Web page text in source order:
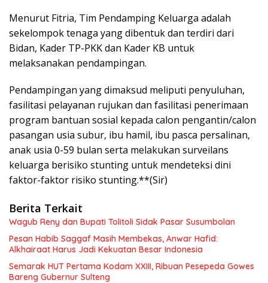
Menurut Fitria, Tim Pendamping Keluarga adalah
sekelompok tenaga yang dibentuk dan terdiri dari
Bidan, Kader TP-PKK dan Kader KB untuk
melaksanakan pendampingan.
Pendampingan yang dimaksud meliputi penyuluhan,
fasilitasi pelayanan rujukan dan fasilitasi penerimaan
program bantuan sosial kepada calon pengantin/calon
pasangan usia subur, ibu hamil, ibu pasca persalinan,
anak usia 0-59 bulan serta melakukan surveilans
keluarga berisiko stunting untuk mendeteksi dini
faktor-faktor risiko stunting.**(Sir)
Berita Terkait
Wagub Reny dan Bupati Tolitoli Sidak Pasar Susumbolan
Pesan Habib Saggaf Masih Membekas, Anwar Hafid:
Alkhairaat Harus Jadi Kekuatan Besar Indonesia
Semarak HUT Pertama Kodam XXIII, Ribuan Pesepeda Gowes
Bareng Gubernur Sulteng